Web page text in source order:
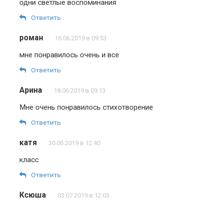
одни светлые воспоминания
Ответить
роман 16.06.2019 в 09:53
мне понравилось очень и все
Ответить
Арина 18.06.2019 в 09:13
Мне очень понравилось стихотворение
Ответить
катя 30.06.2019 в 12:40
класс
Ответить
Ксюша 03.07.2019 в 12:03